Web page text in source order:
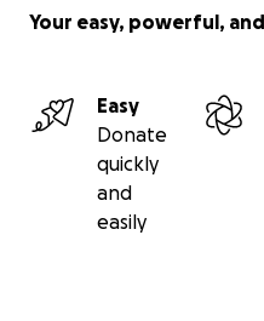
Your easy, powerful,
Easy
Donate
quickly
and
easily